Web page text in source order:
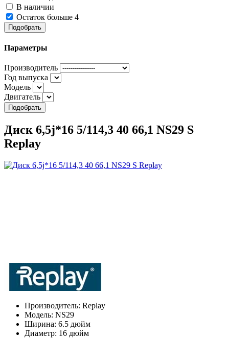
В наличии
Остаток больше 4
Подобрать
Параметры
Производитель
Год выпуска
Модель
Двигатель
Подобрать
Диск 6,5j*16 5/114,3 40 66,1 NS29 S
Replay
Производитель: Replay
Модель: NS29
Ширина: 6.5 дюйм
Диаметр: 16 дюйм